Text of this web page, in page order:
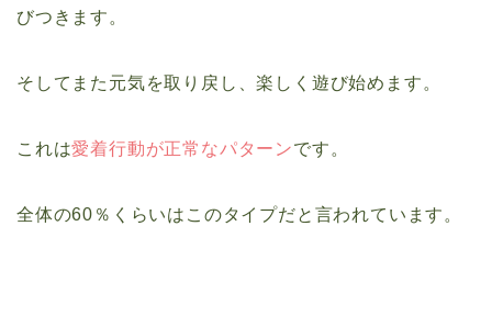
びつきます。
そしてまた元気を取り戻し、楽しく遊び始めます。
これは愛着行動が正常なパターンです。
全体の60％くらいはこのタイプだと言われています。